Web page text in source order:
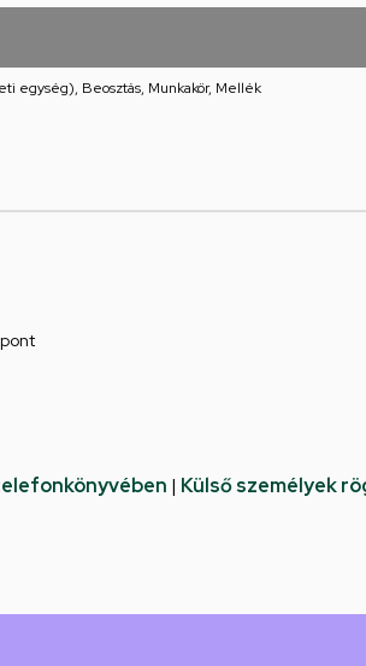
egység), Beosztás, Munkakör, Mellék
| Külső személyek